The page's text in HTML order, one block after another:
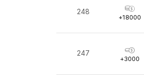
248
획
득
+18000
247
획
득
+3000